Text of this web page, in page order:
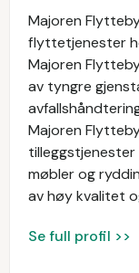
Majoren
flyttetjenester
Majoren
av tyngre
Majoren
møbler og
av høy kvalitet
Se full profil >>